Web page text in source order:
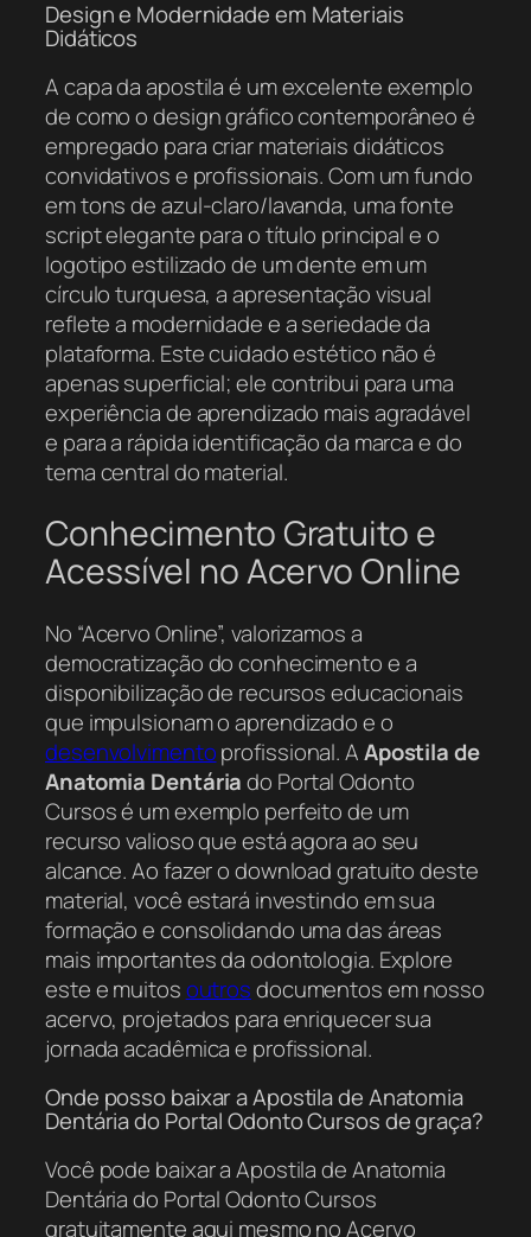
Design e Modernidade em Materiais
Didáticos
A capa da apostila é um excelente exemplo
de como o design gráfico contemporâneo é
empregado para criar materiais didáticos
convidativos e profissionais. Com um fundo
em tons de azul-claro/lavanda, uma fonte
script elegante para o título principal e o
logotipo estilizado de um dente em um
círculo turquesa, a apresentação visual
reflete a modernidade e a seriedade da
plataforma. Este cuidado estético não é
apenas superficial; ele contribui para uma
experiência de aprendizado mais agradável
e para a rápida identificação da marca e do
tema central do material.
Conhecimento Gratuito e
Acessível no Acervo Online
No “Acervo Online”, valorizamos a
democratização do conhecimento e a
disponibilização de recursos educacionais
que impulsionam o aprendizado e o
desenvolvimentoprofissional. AApostila de
Anatomia Dentáriado Portal Odonto
Cursos é um exemplo perfeito de um
recurso valioso que está agora ao seu
alcance. Ao fazer o download gratuito deste
material, você estará investindo em sua
formação e consolidando uma das áreas
mais importantes da odontologia. Explore
este e muitosoutrosdocumentos em nosso
acervo, projetados para enriquecer sua
jornada acadêmica e profissional.
Onde posso baixar a Apostila de Anatomia
Dentária do Portal Odonto Cursos de graça?
Você pode baixar a Apostila de Anatomia
Dentária do Portal Odonto Cursos
gratuitamente aqui mesmo no Acervo